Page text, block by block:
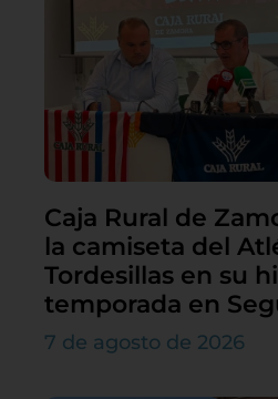
Caja Rural de
la camiseta del
Tordesillas en su
temporada en
7 de agosto de 2026